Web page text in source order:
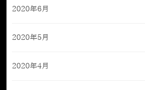
2020年6月
2020年5月
2020年4月